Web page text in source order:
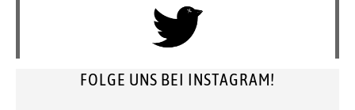
FOLGE UNS BEI INSTAGRAM!